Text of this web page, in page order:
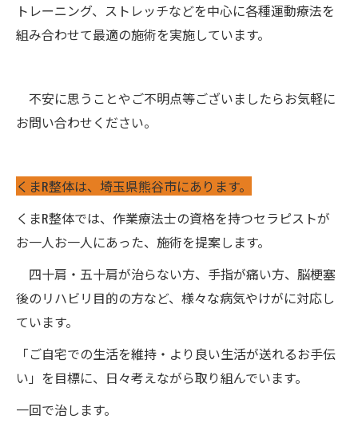
トレーニング、ストレッチなどを中心に各種運動療法を
組み合わせて最適の施術を実施しています。
不安に思うことやご不明点等ございましたらお気軽に
お問い合わせください。
くまR整体は、埼玉県熊谷市にあります。
くまR整体では、作業療法士の資格を持つセラピストが
お一人お一人にあった、施術を提案します。
四十肩・五十肩が治らない方、手指が痛い方、脳梗塞
後のリハビリ目的の方など、様々な病気やけがに対応し
ています。
「ご自宅での生活を維持・より良い生活が送れるお手伝
い」を目標に、日々考えながら取り組んでいます。
一回で治します。